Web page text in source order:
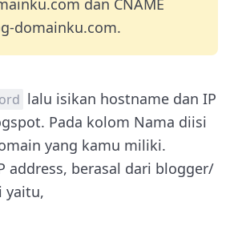
dan CNAME
domainku.com.
lalu isikan hostname dan IP
Pada kolom Nama diisi
yang kamu miliki.
address, berasal dari blogger/
yaitu,